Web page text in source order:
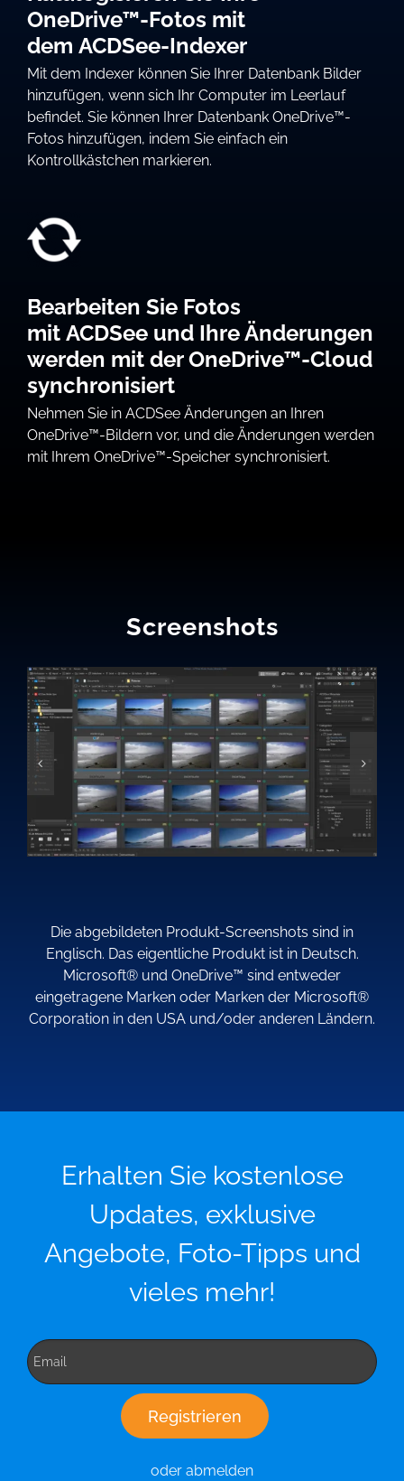
OneDrive™-Fotos mit
dem ACDSee-Indexer
Mit dem Indexer können Sie Ihrer Datenbank Bilder
hinzufügen, wenn sich Ihr Computer im Leerlauf
befindet. Sie können Ihrer Datenbank OneDrive™-
Fotos hinzufügen, indem Sie einfach ein
Kontrollkästchen markieren.
Bearbeiten Sie Fotos
mit ACDSee und Ihre Änderungen
werden mit der OneDrive™-Cloud
synchronisiert
Nehmen Sie in ACDSee Änderungen an Ihren
OneDrive™-Bildern vor, und die Änderungen werden
mit Ihrem OneDrive™-Speicher synchronisiert.
Screenshots
Die abgebildeten Produkt-Screenshots sind in
Englisch. Das eigentliche Produkt ist in Deutsch.
Microsoft® und OneDrive™ sind entweder
eingetragene Marken oder Marken der Microsoft®
Corporation in den USA und/oder anderen Ländern.
Erhalten Sie kostenlose
Updates, exklusive
Angebote, Foto-Tipps und
vieles mehr!
oder abmelden